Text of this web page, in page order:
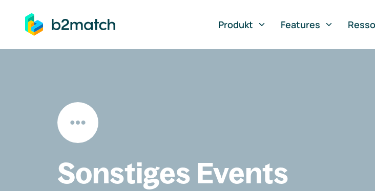
springen
Produkt
Features
Sonstiges Events